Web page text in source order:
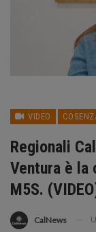
VIDEO
Regionali
Ventura è la
M5S.
CalNews